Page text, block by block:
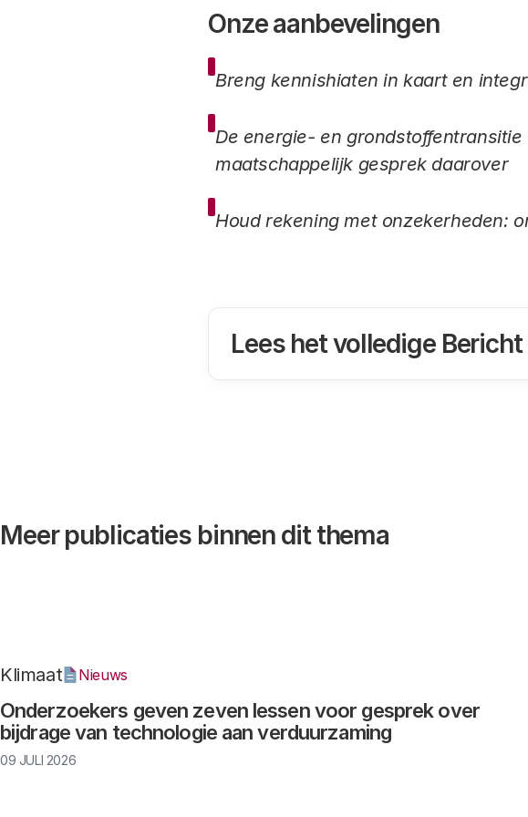
Onze aanbevelingen
Breng kennishiaten in kaart en
De energie- en
maatschappelijk gesprek daarover
Houd rekening met onzekerheden:
Lees het volledige
Meer publicaties binnen dit thema
Onderzoekers geven zeven lessen voor gesprek over
bijdrage van technologie aan verduurzaming
Klimaat Nieuws
09 JULI 2026